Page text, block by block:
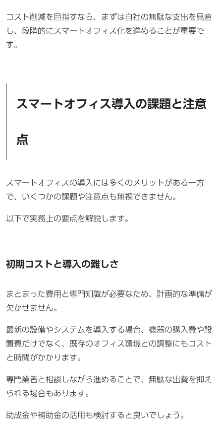
コスト削減を目指すなら、まずは自社の無駄な支出を見直
し、段階的にスマートオフィス化を進めることが重要で
す。
スマートオフィス導入の課題と注意
点
スマートオフィスの導入には多くのメリットがある一方
で、いくつかの課題や注意点も無視できません。
以下で実務上の要点を解説します。
初期コストと導入の難しさ
まとまった費用と専門知識が必要なため、計画的な準備が
欠かせません。
最新の設備やシステムを導入する場合、機器の購入費や設
置費だけでなく、既存のオフィス環境との調整にもコスト
と時間がかかります。
専門業者と相談しながら進めることで、無駄な出費を抑え
られる場合もあります。
助成金や補助金の活用も検討すると良いでしょう。